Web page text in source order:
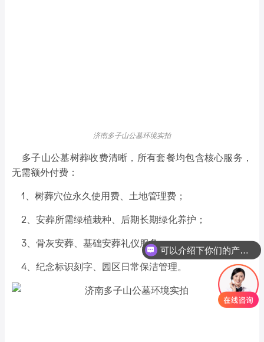
济南多子山公墓环境实拍
多子山公墓树葬收费清晰，所有套餐均包含核心服务，
无需额外付费：
1、树葬穴位永久使用费、土地管理费；
2、安葬所需绿植栽种、后期长期绿化养护；
3、骨灰安葬、基础安葬礼仪服务；
4、纪念标识刻字、园区日常保洁管理。
可以介绍下你们的产品么